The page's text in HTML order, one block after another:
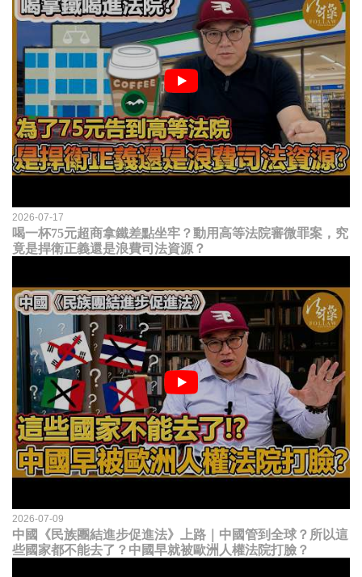
2026-07-17
喝一杯75元超商拿鐵差點坐牢？動用高等法院審微罪案，究
竟是捍衛正義還是浪費司法資源？
2026-07-09
中國《民族團結進步促進法》上路｜中國管到全球？所以這
些國家都不能去了？中國早就被歐洲人權法院打臉？